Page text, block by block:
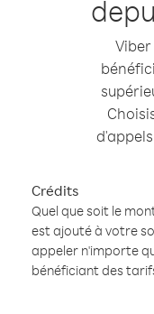
Crédits
Quel que soit le
est ajouté à votre
appeler n'importe
bénéficiant des